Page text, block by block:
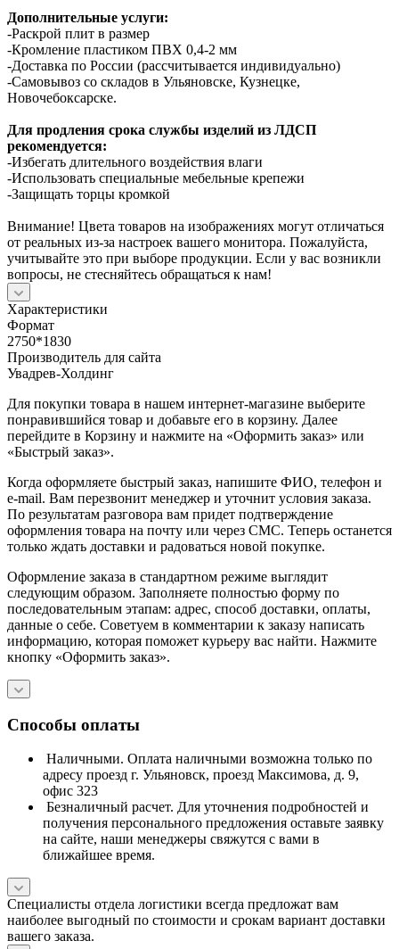
Дополнительные услуги:
-Раскрой плит в размер
-Кромление пластиком ПВХ 0,4-2 мм
-Доставка по России (рассчитывается индивидуально)
-Самовывоз со складов в Ульяновске, Кузнецке,
Новочебоксарске.
Для продления срока службы изделий из ЛДСП
рекомендуется:
-Избегать длительного воздействия влаги
-Использовать специальные мебельные крепежи
-Защищать торцы кромкой
Внимание! Цвета товаров на изображениях могут отличаться
от реальных из-за настроек вашего монитора. Пожалуйста,
учитывайте это при выборе продукции. Если у вас возникли
вопросы, не стесняйтесь обращаться к нам!
Характеристики
Формат
2750*1830
Производитель для сайта
Увадрев-Холдинг
Для покупки товара в нашем интернет-магазине выберите
понравившийся товар и добавьте его в корзину. Далее
перейдите в Корзину и нажмите на «Оформить заказ» или
«Быстрый заказ».
Когда оформляете быстрый заказ, напишите ФИО, телефон и
e-mail. Вам перезвонит менеджер и уточнит условия заказа.
По результатам разговора вам придет подтверждение
оформления товара на почту или через СМС. Теперь останется
только ждать доставки и радоваться новой покупке.
Оформление заказа в стандартном режиме выглядит
следующим образом. Заполняете полностью форму по
последовательным этапам: адрес, способ доставки, оплаты,
данные о себе. Советуем в комментарии к заказу написать
информацию, которая поможет курьеру вас найти. Нажмите
кнопку «Оформить заказ».
Способы оплаты
Наличными. Оплата наличными возможна только по
адресу проезд г. Ульяновск, проезд Максимова, д. 9,
офис 323
Безналичный расчет. Для уточнения подробностей и
получения персонального предложения оставьте заявку
на сайте, наши менеджеры свяжутся с вами в
ближайшее время.
Специалисты отдела логистики всегда предложат вам
наиболее выгодный по стоимости и срокам вариант доставки
вашего заказа.